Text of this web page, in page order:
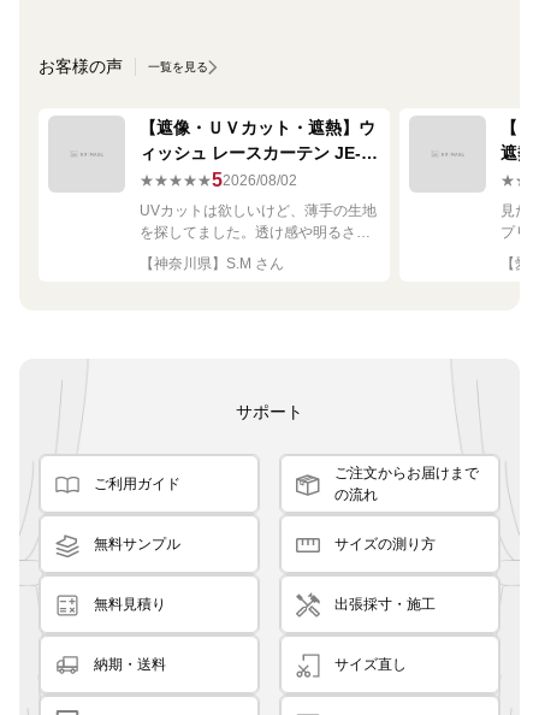
お客様の声 一覧を見る
【遮像・ＵＶカット・遮熱】ウ
ィッシュ レースカーテン JE-
67249R シルバー
★★★★★52026/08/02
UVカットは欲しいけど、薄手の生地
を探してました。透け感や明るさも
ちょうど良く思った通りで満足で
す。
【神奈川県】S.M さん
【
遮熱
ー
見た
プリ
れい
【愛
サポート
ご利用ガイド
ご注文からお届けまで
の流れ
無料サンプル サイズの測り方
無料見積り 出張採寸・施工
納期・送料 サイズ直し